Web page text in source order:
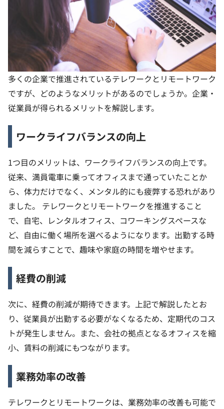
多くの企業で推進されているテレワークとリモートワーク
ですが、どのようなメリットがあるのでしょうか。企業・
従業員が得られるメリットを解説します。
ワークライフバランスの向上
1つ目のメリットは、ワークライフバランスの向上です。
従来、満員電車に乗ってオフィスまで通っていたことか
ら、体力だけでなく、メンタル的にも疲弊する恐れがあり
ました。
テレワークとリモートワークを推進すること
で、自宅、レンタルオフィス、コワーキングスペースな
ど、自由に働く場所を選べるようになります。出勤する時
間を減らすことで、趣味や家庭の時間を増やせます。
経費の削減
次に、経費の削減が期待できます。上記で解説したとお
り、従業員が出勤する必要がなくなるため、定期代のコス
トが発生しません。また、会社の拠点となるオフィスを縮
小、賃料の削減にもつながります。
業務効率の改善
テレワークとリモートワークは、業務効率の改善も可能で